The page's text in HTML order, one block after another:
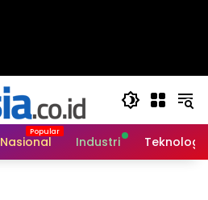
Nasional Industri Teknologi